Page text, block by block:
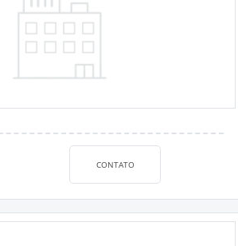
CONTATO